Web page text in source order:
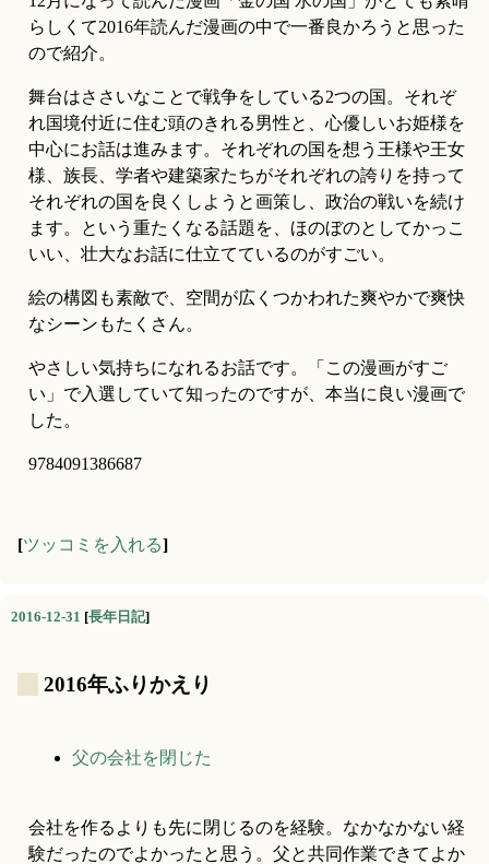
らしくて2016年読んだ漫画の中で一番良かろうと思った
ので紹介。
舞台はささいなことで戦争をしている2つの国。それぞ
れ国境付近に住む頭のきれる男性と、心優しいお姫様を
中心にお話は進みます。それぞれの国を想う王様や王女
様、族長、学者や建築家たちがそれぞれの誇りを持って
それぞれの国を良くしようと画策し、政治の戦いを続け
ます。という重たくなる話題を、ほのぼのとしてかっこ
いい、壮大なお話に仕立てているのがすごい。
絵の構図も素敵で、空間が広くつかわれた爽やかで爽快
なシーンもたくさん。
やさしい気持ちになれるお話です。「この漫画がすご
い」で入選していて知ったのですが、本当に良い漫画で
した。
9784091386687
[ツッコミを入れる]
2016-12-31 [長年日記]
2016年ふりかえり
父の会社を閉じた
会社を作るよりも先に閉じるのを経験。なかなかない経
験だったのでよかったと思う。父と共同作業できてよか